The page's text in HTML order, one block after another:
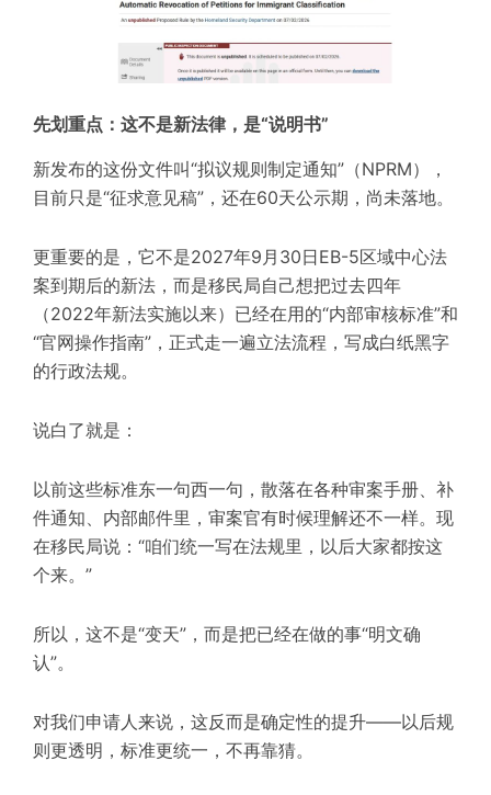
先划重点：这不是新法律，是“说明书”
新发布的这份文件叫“拟议规则制定通知”（NPRM），
目前只是“征求意见稿”，还在60天公示期，尚未落地。
更重要的是，它不是2027年9月30日EB-5区域中心法
案到期后的新法，而是移民局自己想把过去四年
（2022年新法实施以来）已经在用的“内部审核标准”和
“官网操作指南”，正式走一遍立法流程，写成白纸黑字
的行政法规。
说白了就是：
以前这些标准东一句西一句，散落在各种审案手册、补
件通知、内部邮件里，审案官有时候理解还不一样。现
在移民局说：“咱们统一写在法规里，以后大家都按这
个来。”
所以，这不是“变天”，而是把已经在做的事“明文确
认”。
对我们申请人来说，这反而是确定性的提升——以后规
则更透明，标准更统一，不再靠猜。